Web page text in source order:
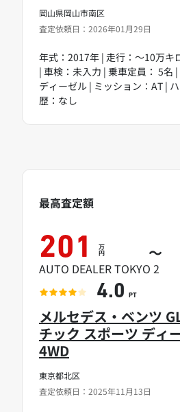
岡山県岡山市南区
査定依頼日：2026年01月29日
年式：2017年 | 走行：～10万キ
| 車検：未入力 | 乗車定員： 5名 |
ディーゼル | ミッション：AT |
歴：なし
東京都北区
査定依頼日：2025年11月13日
メルセデス・ベンツ
チック スポーツ ディ
4WD
最高査定額
201 万
円 ～
AUTO DEALER TOKYO 2
4.0 PT